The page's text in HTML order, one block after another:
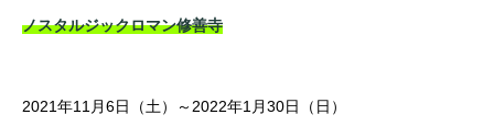
ノスタルジックロマン修善寺
2021年11月6日（土）～2022年1月30日（日）